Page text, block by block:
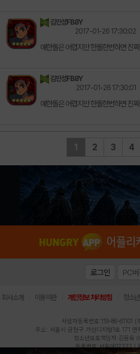
김민성FB8Y
2017-01-26 17:30:02
얘한돌은 어렵지만 한돌한번하면 진
김민성FB8Y
2017-01-26 17:30:01
얘한돌은 어렵지만 한돌한번하면 진
1 2 3 4
로그인 PC버
회사소개 이용약관 개인정보 처리방침 청소
사업자등록번호:119-86-61101
주소: 서울시 금천구 가산디지털1로 171
청소년보호책임자:김동욱
등록번호:서울아02322 |